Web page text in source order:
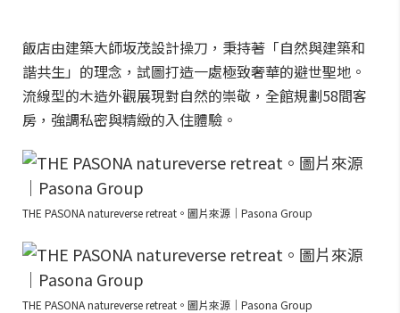
飯店由建築大師坂茂設計操刀，秉持著「自然與建築和
諧共生」的理念，試圖打造一處極致奢華的避世聖地。
流線型的木造外觀展現對自然的崇敬，全館規劃58間客
房，強調私密與精緻的入住體驗。
THE PASONA natureverse retreat。圖片來源｜Pasona Group
THE PASONA natureverse retreat。圖片來源｜Pasona Group